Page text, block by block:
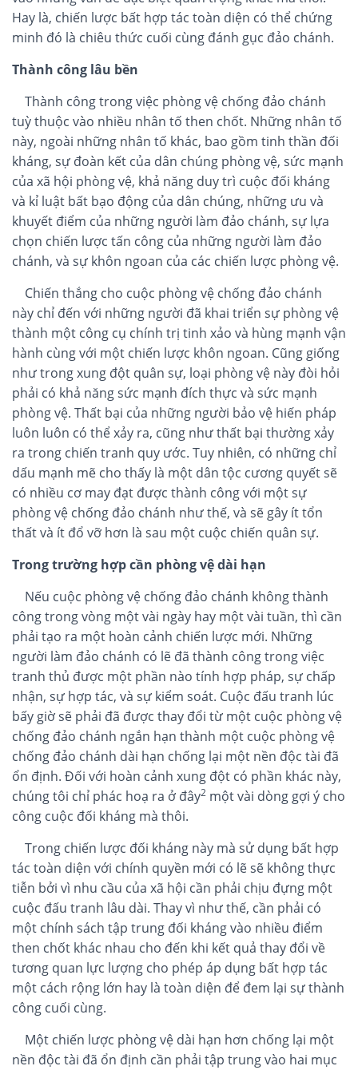
Hay là, chiến lược bất hợp tác toàn diện có thể chứng
minh đó là chiêu thức cuối cùng đánh gục đảo chánh.
Thành công lâu bền
Thành công trong việc phòng vệ chống đảo chánh
tuỳ thuộc vào nhiều nhân tố then chốt. Những nhân tố
này, ngoài những nhân tố khác, bao gồm tinh thần đối
kháng, sự đoàn kết của dân chúng phòng vệ, sức mạnh
của xã hội phòng vệ, khả năng duy trì cuộc đối kháng
và kỉ luật bất bạo động của dân chúng, những ưu và
khuyết điểm của những người làm đảo chánh, sự lựa
chọn chiến lược tấn công của những người làm đảo
chánh, và sự khôn ngoan của các chiến lược phòng vệ.
Chiến thắng cho cuộc phòng vệ chống đảo chánh
này chỉ đến với những người đã khai triển sự phòng vệ
thành một công cụ chính trị tinh xảo và hùng mạnh vận
hành cùng với một chiến lược khôn ngoan. Cũng giống
như trong xung đột quân sự, loại phòng vệ này đòi hỏi
phải có khả năng sức mạnh đích thực và sức mạnh
phòng vệ. Thất bại của những người bảo vệ hiến pháp
luôn luôn có thể xảy ra, cũng như thất bại thường xảy
ra trong chiến tranh quy ước. Tuy nhiên, có những chỉ
dấu mạnh mẽ cho thấy là một dân tộc cương quyết sẽ
có nhiều cơ may đạt được thành công với một sự
phòng vệ chống đảo chánh như thế, và sẽ gây ít tổn
thất và ít đổ vỡ hơn là sau một cuộc chiến quân sự.
Trong trường hợp cần phòng vệ dài hạn
Nếu cuộc phòng vệ chống đảo chánh không thành
công trong vòng một vài ngày hay một vài tuần, thì cần
phải tạo ra một hoàn cảnh chiến lược mới. Những
người làm đảo chánh có lẽ đã thành công trong việc
tranh thủ được một phần nào tính hợp pháp, sự chấp
nhận, sự hợp tác, và sự kiểm soát. Cuộc đấu tranh lúc
bấy giờ sẽ phải đã được thay đổi từ một cuộc phòng vệ
chống đảo chánh ngắn hạn thành một cuộc phòng vệ
chống đảo chánh dài hạn chống lại một nền độc tài đã
ổn định. Đối với hoàn cảnh xung đột có phần khác này,
chúng tôi chỉ phác hoạ ra ở đây2 một vài dòng gợi ý cho
công cuộc đối kháng mà thôi.
Trong chiến lược đối kháng này mà sử dụng bất hợp
tác toàn diện với chính quyền mới có lẽ sẽ không thực
tiễn bởi vì nhu cầu của xã hội cần phải chịu đựng một
cuộc đấu tranh lâu dài. Thay vì như thế, cần phải có
một chính sách tập trung đối kháng vào nhiều điểm
then chốt khác nhau cho đến khi kết quả thay đổi về
tương quan lực lượng cho phép áp dụng bất hợp tác
một cách rộng lớn hay là toàn diện để đem lại sự thành
công cuối cùng.
Một chiến lược phòng vệ dài hạn hơn chống lại một
nền độc tài đã ổn định cần phải tập trung vào hai mục